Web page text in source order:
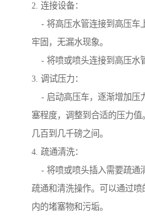
2. 连接设备：
- 将高压水管连接到高压车
牢固，无漏水现象。
- 将喷或喷头连接到高压水
3. 调试压力：
- 启动高压车，逐渐增加压
塞程度，调整到合适的压力
几百到几千磅之间。
4. 疏通清洗：
- 将喷或喷头插入需要疏通
疏通和清洗操作。可以通过
内的堵塞物和污垢。